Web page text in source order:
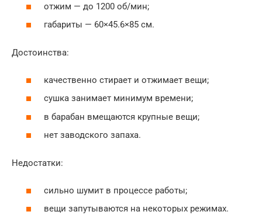
отжим — до 1200 об/мин;
габариты — 60×45.6×85 см.
Достоинства:
качественно стирает и отжимает вещи;
сушка занимает минимум времени;
в барабан вмещаются крупные вещи;
нет заводского запаха.
Недостатки:
сильно шумит в процессе работы;
вещи запутываются на некоторых режимах.